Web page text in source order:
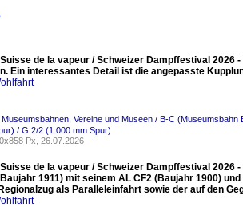
de la vapeur / Schweizer Dampffestival 2026
Ein interessantes Detail ist die angepasste
Vereine und Museen / B-C (Museumsbahn
/ G 2/2 (1.000 mm Spur)
Px, 26.07.2026
de la vapeur / Schweizer Dampffestival 2026
1911) mit seinem AL CF2 (Baujahr 1900)
als Paralleleinfahrt sowie der auf den